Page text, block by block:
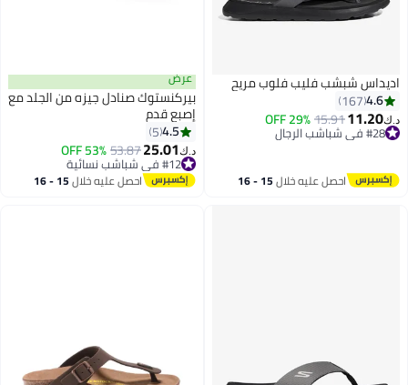
اديداس شبشب فليب فلوب مريح
4.6
167
د.ك‏11.20
15.91
29% OFF
#28 في شباشب الرجال
احصل عليه خلال 15 - 16
9
عرض
بيركنستوك صنادل جيزه من الجلد مع
إصبع قدم
4.5
5
د.ك‏25.01
53.87
53% OFF
#12 في شباشب نسائية
#12 في شباشب نسائية احصل عليه خلال 15 - 16